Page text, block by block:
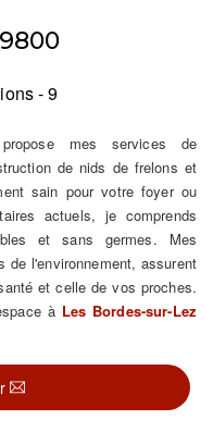
- 9
mes services de
de nids de frelons et
sain pour votre foyer ou
actuels, je comprends
et sans germes. Mes
de l'environnement, assurent
et celle de vos proches.
à Les Bordes-sur-Lez